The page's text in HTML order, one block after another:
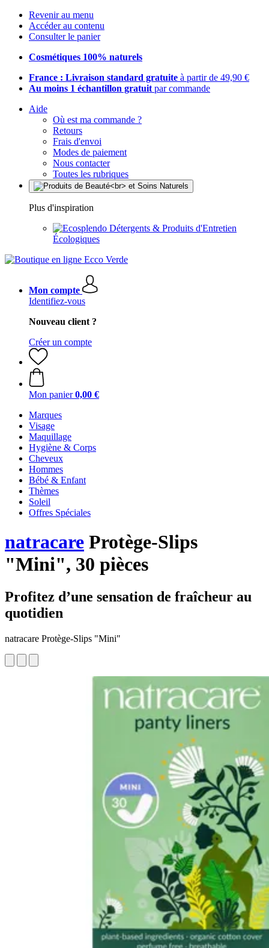
Revenir au menu
Accéder au contenu
Consulter le panier
Cosmétiques 100% naturels
France : Livraison standard gratuite à partir de 49,90 €
Au moins 1 échantillon gratuit par commande
Aide
Où est ma commande ?
Retours
Frais d'envoi
Modes de paiement
Nous contacter
Toutes les rubriques
Plus d'inspiration
Détergents & Produits d'Entretien
Écologiques
Mon compte
Identifiez-vous
Nouveau client ?
Créer un compte
Mon panier 0,00 €
Marques
Visage
Maquillage
Hygiène & Corps
Cheveux
Hommes
Bébé & Enfant
Thèmes
Soleil
Offres Spéciales
natracare Protège-Slips
"Mini", 30 pièces
Profitez d’une sensation de fraîcheur au
quotidien
natracare Protège-Slips "Mini"